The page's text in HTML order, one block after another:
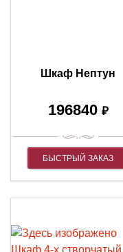
Шкаф Нептун
196840 ₽
БЫСТРЫЙ ЗАКАЗ